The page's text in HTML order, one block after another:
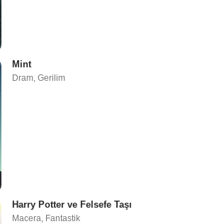
Mint
Dram ,Gerilim
Harry Potter ve Felsefe Taşı
Macera, Fantastik